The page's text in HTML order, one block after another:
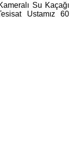
Su Kaçağı
Ustamız 60